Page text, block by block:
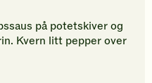
på potetskiver og
Kvern litt pepper over